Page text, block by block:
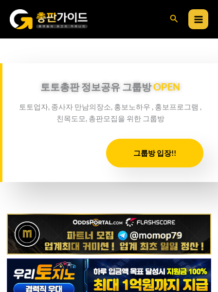
너
검
토토총판 정보공유 그룹방OPEN
토토업자, 종사자 만남의장소, 홍보노하우 , 홍보프로그램 ,
친목도모, 총판모집을 위한 그룹방
그룹방 입장!!